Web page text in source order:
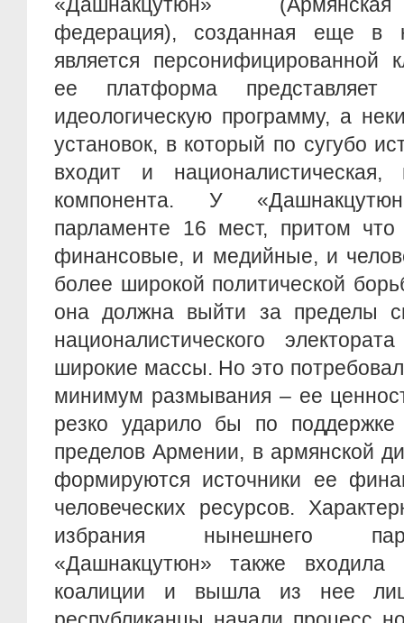
федерация), созданная еще в
является персонифицированной
ее платформа
идеологическую программу, а
установок, в который по сугубо
входит и националистическая,
компонента. У
парламенте 16 мест, притом
финансовые, и медийные, и
более широкой политической
она должна выйти за пределы
националистического
широкие массы. Но это
минимум размывания – ее
резко ударило бы по
пределов Армении, в армянской
формируются источники ее
человеческих ресурсов.
избрания нынешнего
«Дашнакцутюн» также
коалиции и вышла из нее